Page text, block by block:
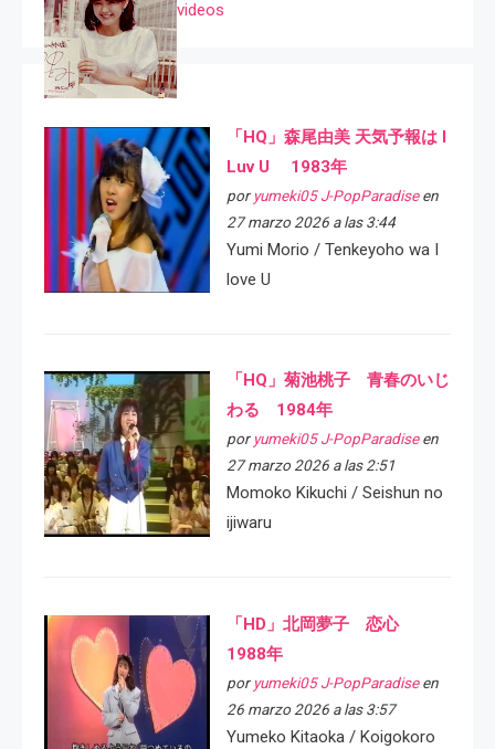
videos
「HQ」森尾由美 天気予報は I
Luv U 1983年
por yumeki05 J-PopParadiseen
27 marzo 2026 a las 3:44
Yumi Morio / Tenkeyoho wa I
love U
「HQ」菊池桃子 青春のいじ
わる 1984年
por yumeki05 J-PopParadiseen
27 marzo 2026 a las 2:51
Momoko Kikuchi / Seishun no
ijiwaru
「HD」北岡夢子 恋心
1988年
por yumeki05 J-PopParadiseen
26 marzo 2026 a las 3:57
Yumeko Kitaoka / Koigokoro